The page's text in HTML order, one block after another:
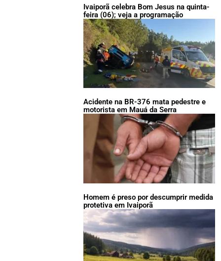
Ivaiporã celebra Bom Jesus na quinta-
feira (06); veja a programação
Acidente na BR-376 mata pedestre e
motorista em Mauá da Serra
Homem é preso por descumprir medida
protetiva em Ivaiporã